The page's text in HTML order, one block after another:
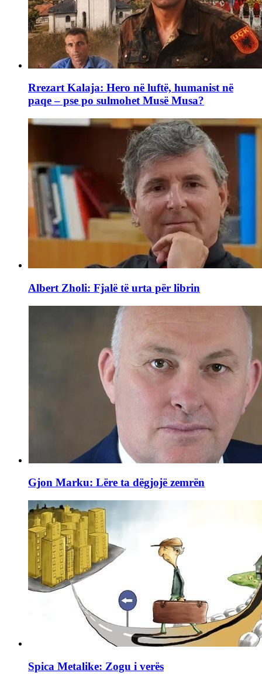
Rrezart Kalaja: Hero në luftë, humanist në
paqe – pse po sulmohet Musë Musa?
Albert Zholi: Fjalë të urta për librin
Gjon Marku: Lëre ta dëgjojë zemrën
Spica Metalike: Zogu i verës